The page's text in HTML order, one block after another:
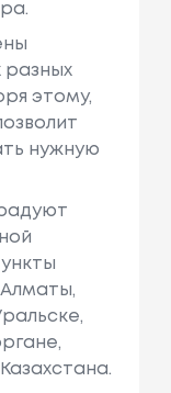
разных
этому,
нужную
Алматы,